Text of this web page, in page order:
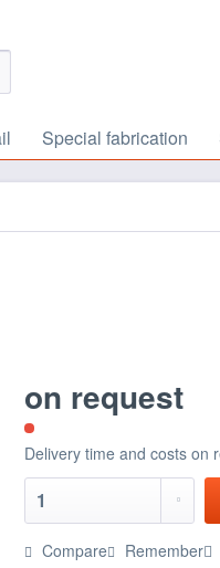
Special fabrication
on request
Delivery time and costs on
Compare Remember